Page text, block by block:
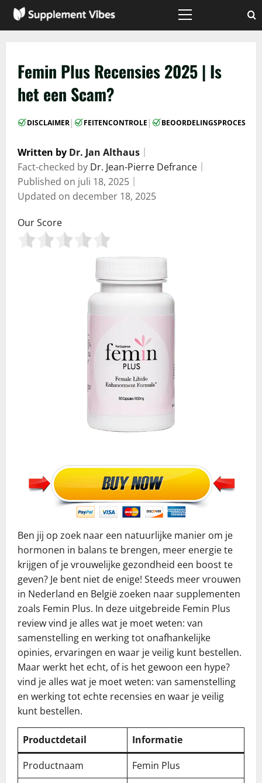
Skip
Primary
Femin Plus Recensies 2025 | Is
het een Scam?
DISCLAIMER| FEITENCONTROLE| BEOORDELINGSPROCES
Written by Dr. Jan Althaus
Fact-checked by Dr. Jean-Pierre Defrance
Published on juli 18, 2025
Updated on december 18, 2025
Our Score
Ben jij op zoek naar een natuurlijke manier om je
hormonen in balans te brengen, meer energie te
krijgen of je vrouwelijke gezondheid een boost te
geven? Je bent niet de enige! Steeds meer vrouwen
in Nederland en België zoeken naar supplementen
zoals Femin Plus. In deze uitgebreide Femin Plus
review vind je alles wat je moet weten: van
samenstelling en werking tot onafhankelijke
opinies, ervaringen en waar je veilig kunt bestellen.
Maar werkt het echt, of is het gewoon een hype?
vind je alles wat je moet weten: van samenstelling
en werking tot echte recensies en waar je veilig
kunt bestellen.
Productdetail
Informatie
Productnaam
Femin Plus